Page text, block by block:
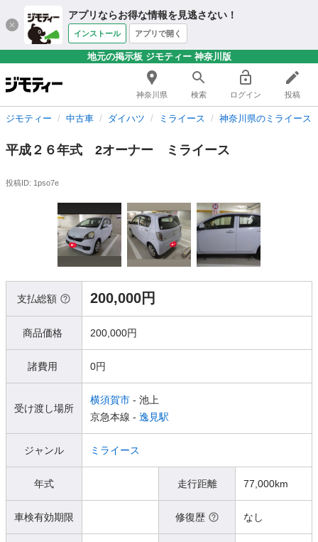
アプリならお得な情報を見逃さない！
インストール アプリで開く
地元の掲示板 ジモティー 神奈川版
神奈川県 検索 ログイン 投稿
ジモティー 中古車 ダイハツ ミライース 神奈川県のミライース
平成２６年式 2オーナー ミライース
投稿ID: 1pso7e
支払総額 200,000円
商品価格 200,000円
諸費用 0円
受け渡し場所
横須賀市 - 池上
京急本線 - 逸見駅
ジャンル ミライース
年式 走行距離 77,000km
車検有効期限 修復歴 なし